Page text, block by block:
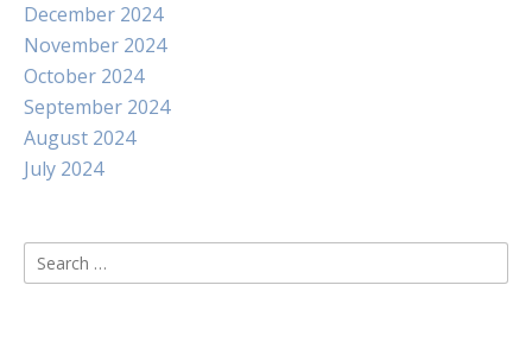
December 2024
November 2024
October 2024
September 2024
August 2024
July 2024
Search
for: